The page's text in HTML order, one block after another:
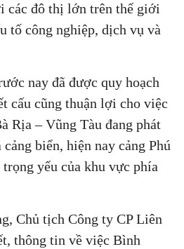
các đô thị lớn trên thế giới
tố công nghiệp, dịch vụ và
nay đã được quy hoạch
cấu cũng thuận lợi cho việc
Rịa – Vũng Tàu đang phát
biển, hiện nay cảng Phú
yếu của khu vực phía
Chủ tịch Công ty CP Liên
thông tin về việc Bình